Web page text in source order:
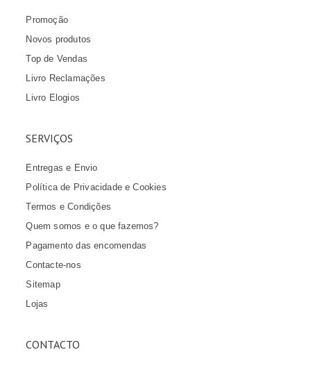
Promoção
Novos produtos
Top de Vendas
Livro Reclamações
Livro Elogios
SERVIÇOS
Entregas e Envio
Política de Privacidade e Cookies
Termos e Condições
Quem somos e o que fazemos?
Pagamento das encomendas
Contacte-nos
Sitemap
Lojas
CONTACTO